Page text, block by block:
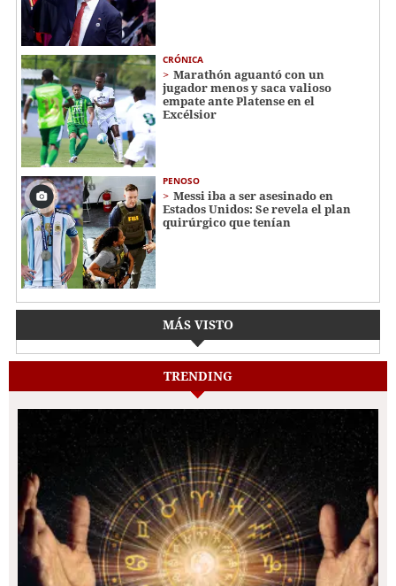
CRÓNICA
Marathón aguantó con un
jugador menos y saca valioso
empate ante Platense en el
Excélsior
PENOSO
Messi iba a ser asesinado en
Estados Unidos: Se revela el plan
quirúrgico que tenían
MÁS VISTO
TRENDING